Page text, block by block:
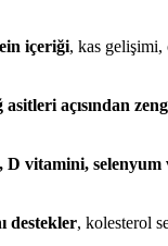
içeriği, kas gelişimi,
asitleri açısından
D vitamini,
destekler, kolesterol